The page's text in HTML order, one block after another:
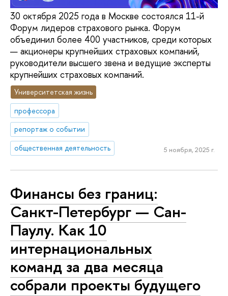
30 октября 2025 года в Москве состоялся 11-й
Форум лидеров страхового рынка. Форум
объединил более 400 участников, среди которых
— акционеры крупнейших страховых компаний,
руководители высшего звена и ведущие эксперты
крупнейших страховых компаний.
Университетская жизнь
профессора
репортаж о событии
общественная деятельность
5 ноября, 2025 г.
Финансы без границ:
Санкт-Петербург — Сан-
Паулу. Как 10
интернациональных
команд за два месяца
собрали проекты будущего